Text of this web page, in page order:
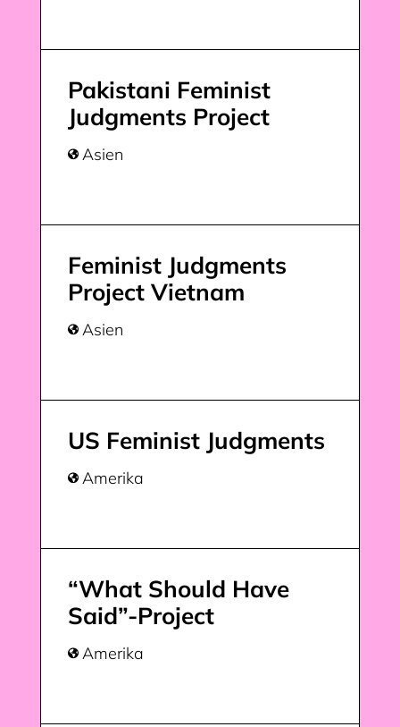
Pakistani Feminist
Judgments Project
 Asien
Feminist Judgments
Project Vietnam
 Asien
US Feminist Judgments
 Amerika
“What Should Have
Said”-Project
 Amerika